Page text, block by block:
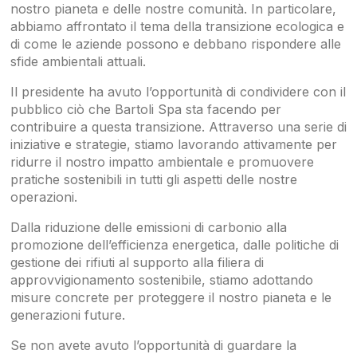
nostro pianeta e delle nostre comunità. In particolare,
abbiamo affrontato il tema della transizione ecologica e
di come le aziende possono e debbano rispondere alle
sfide ambientali attuali.
Il presidente ha avuto l’opportunità di condividere con il
pubblico ciò che Bartoli Spa sta facendo per
contribuire a questa transizione. Attraverso una serie di
iniziative e strategie, stiamo lavorando attivamente per
ridurre il nostro impatto ambientale e promuovere
pratiche sostenibili in tutti gli aspetti delle nostre
operazioni.
Dalla riduzione delle emissioni di carbonio alla
promozione dell’efficienza energetica, dalle politiche di
gestione dei rifiuti al supporto alla filiera di
approvvigionamento sostenibile, stiamo adottando
misure concrete per proteggere il nostro pianeta e le
generazioni future.
Se non avete avuto l’opportunità di guardare la